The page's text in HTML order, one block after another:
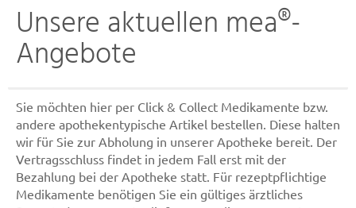
Unsere aktuellen mea®-
Angebote
Sie möchten hier per Click & Collect Medikamente bzw.
andere apothekentypische Artikel bestellen. Diese halten
wir für Sie zur Abholung in unserer Apotheke bereit. Der
Vertragsschluss findet in jedem Fall erst mit der
Bezahlung bei der Apotheke statt. Für rezeptpflichtige
Medikamente benötigen Sie ein gültiges ärztliches